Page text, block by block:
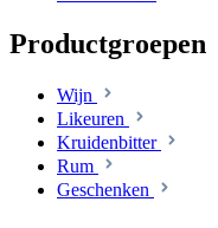
Productgroepen
Wijn
Likeuren
Kruidenbitter
Rum
Geschenken